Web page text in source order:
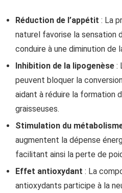
Réduction de l’appétit : La
naturel favorise la sensation
conduire à une diminution de
Inhibition de la lipogenèse :
peuvent bloquer la
aidant à réduire la formation
graisseuses.
Stimulation du
augmentent la dépense
facilitant ainsi la perte de
Effet antioxydant : La
antioxydants participe à la